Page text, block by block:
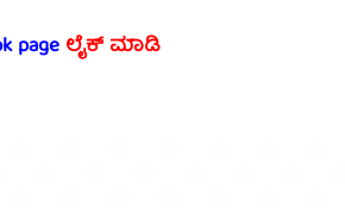
page ಲೈಕ್ ಮಾಡಿ